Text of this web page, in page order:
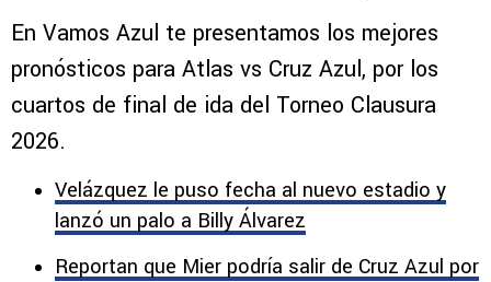
En Vamos Azul te presentamos los mejores
pronósticos para Atlas vs Cruz Azul, por los
cuartos de final de ida del Torneo Clausura
2026.
Velázquez le puso fecha al nuevo estadio y
lanzó un palo a Billy Álvarez
Reportan que Mier podría salir de Cruz Azul por